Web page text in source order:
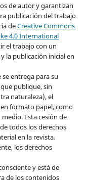
de autor y garantizan
publicación del trabajo
deCreative Commons
4.0 International
el trabajo con un
la publicación inicial en
entrega para su
publique, sin
naturaleza), el
formato papel, como
Esta cesión de
todos los derechos
en la revista.
los derechos
y está de
de los contenidos